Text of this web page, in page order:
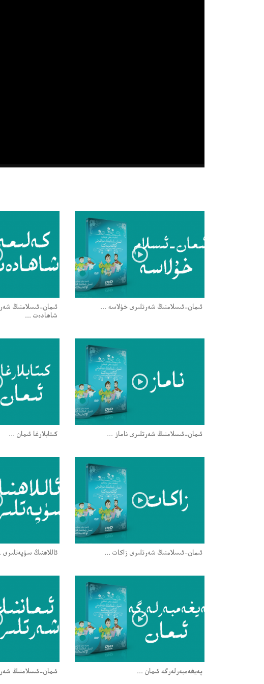
ئىمان-ئىسلامنىڭ شەرتلىرى خۇلاسە ...
ئىمان-ئىسلامنىڭ
شاھادەت ...
ئىمان-ئىسلامنىڭ شەرتلىرى ناماز ... كىتابلارغا ئىمان ...
ئىمان-ئىسلامنىڭ شەرتلىرى زاكات ... ئاللاھنىڭ سۈپەتلىرى
پەيغەمبەرلەرگە ئىمان ... ئىمان-ئىسلامنىڭ